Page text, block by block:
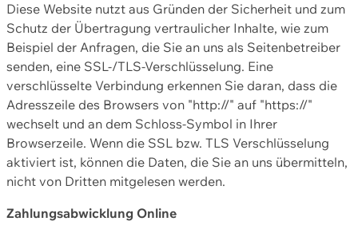
Diese Website nutzt aus Gründen der Sicherheit und zum
Schutz der Übertragung vertraulicher Inhalte, wie zum
Beispiel der Anfragen, die Sie an uns als Seitenbetreiber
senden, eine SSL-/TLS-Verschlüsselung. Eine
verschlüsselte Verbindung erkennen Sie daran, dass die
Adresszeile des Browsers von "http://" auf "https://"
wechselt und an dem Schloss-Symbol in Ihrer
Browserzeile. Wenn die SSL bzw. TLS Verschlüsselung
aktiviert ist, können die Daten, die Sie an uns übermitteln,
nicht von Dritten mitgelesen werden.
Zahlungsabwicklung Online